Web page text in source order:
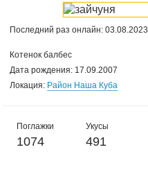
Последний раз онлайн: 03.08.2023
Котенок балбес
Дата рождения: 17.09.2007
Локация: Район Наша Куба
Поглажки
1074
Укусы
491